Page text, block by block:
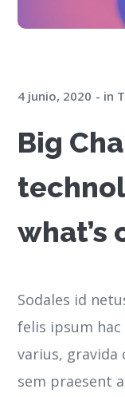
4 junio, 2020 in
Big
what’s
Sodales id
felis ipsum
varius,
sem praesent